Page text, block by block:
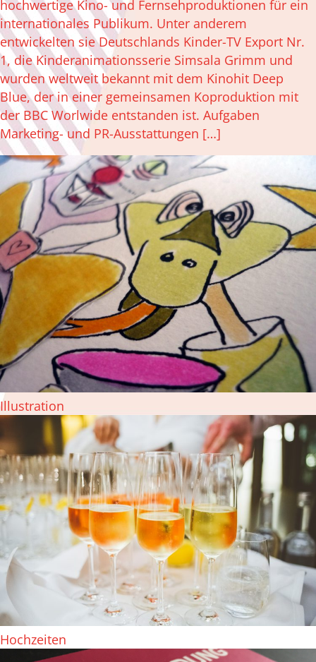
hochwertige Kino- und Fernsehproduktionen für ein
internationales Publikum. Unter anderem
entwickelten sie Deutschlands Kinder-TV Export Nr.
1, die Kinderanimationsserie Simsala Grimm und
wurden weltweit bekannt mit dem Kinohit Deep
Blue, der in einer gemeinsamen Koproduktion mit
der BBC Worlwide entstanden ist. Aufgaben
Marketing- und PR-Ausstattungen […]
Illustration
Hochzeiten